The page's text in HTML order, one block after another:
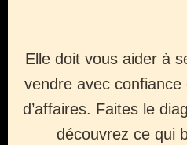
Elle doit vous aider à
vendre avec
d’affaires. Faites le
découvrez ce qui